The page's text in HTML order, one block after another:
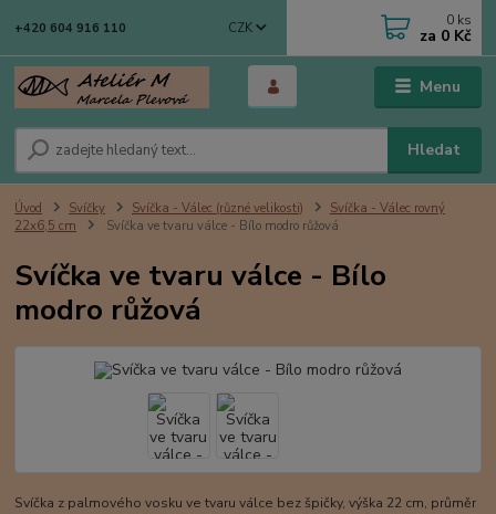
Menu
CZK
Hledat
+420 604 916 110 0 ks
za 0 Kč
Úvod Svíčky Svíčka - Válec (různé velikosti)
Svíčka - Válec rovný
22x6,5 cm
Svíčka ve tvaru válce - Bílo modro růžová
Svíčka ve tvaru válce - Bílo
modro růžová
Svíčka z palmového vosku ve tvaru válce bez špičky, výška 22 cm, průměr